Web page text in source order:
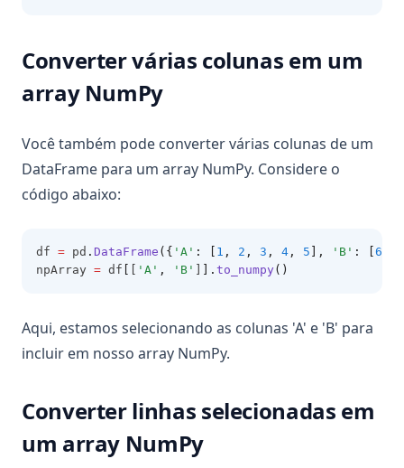
Converter várias colunas em um
array NumPy
Você também pode converter várias colunas de um
DataFrame para um array NumPy. Considere o
código abaixo:
df = pd . DataFrame ({ 'A' : [ 1 , 2 , 3 , 4 , 5 ], 'B' : [ 6
npArray = df 'A' , 'B' ]. to_numpy ()
Aqui, estamos selecionando as colunas 'A' e 'B' para
incluir em nosso array NumPy.
Converter linhas selecionadas em
um array NumPy